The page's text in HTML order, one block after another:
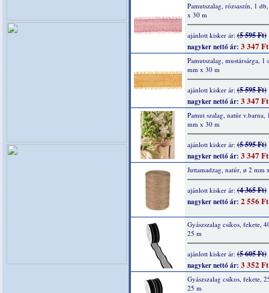
Pamutszalag, rózsaszín, 1
x 30 m
ajánlott kisker ár:(5 595 Ft)
nagyker nettó ár: 3 347 Ft
Pamutszalag, mustársárga, 1
mm x 30 m
ajánlott kisker ár:(5 595 Ft)
nagyker nettó ár: 3 347 Ft
Pamut szalag, natúr v.barna,
mm x 30 m
ajánlott kisker ár:(5 595 Ft)
nagyker nettó ár: 3 347 Ft
Juttamadzag, natúr, ø 2 mm
ajánlott kisker ár:(4 365 Ft)
nagyker nettó ár: 2 556 Ft
Gyászszalag csíkos, fekete,
25 m
ajánlott kisker ár:(5 605 Ft)
nagyker nettó ár: 3 352 Ft
Gyászszalag csíkos, fekete,
25 m